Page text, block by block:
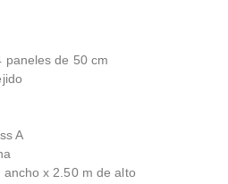
paneles de 50 cm
A
ancho x 2.50 m de alto